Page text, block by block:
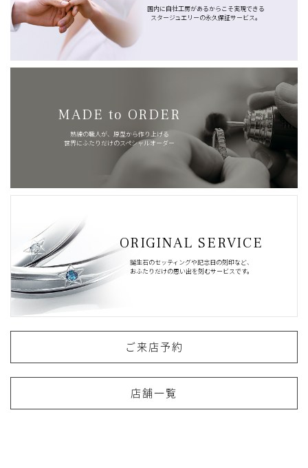
国内に自社工房があるからこそ実現できる
スタージュエリーの永久保証サービス。
MADE to ORDER
熟練の職人が、原型から作り上げる
世界にふたりだけのスペシャルオーダー
ORIGINAL SERVICE
誕生石のセッティングや記念日の刻印など、
おふたりだけの思い出を刻むサービスです。
ご来店予約
店舗一覧